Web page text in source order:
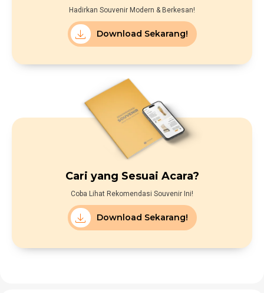
Hadirkan Souvenir Modern & Berkesan!
Download Sekarang!
Cari yang Sesuai Acara?
Coba Lihat Rekomendasi Souvenir Ini!
Download Sekarang!